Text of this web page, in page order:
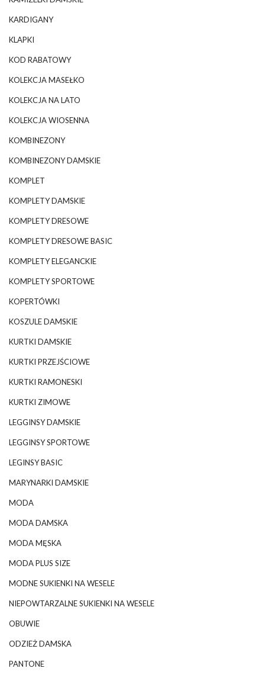
KARDIGANY
KLAPKI
KOD RABATOWY
KOLEKCJA MASEŁKO
KOLEKCJA NA LATO
KOLEKCJA WIOSENNA
KOMBINEZONY
KOMBINEZONY DAMSKIE
KOMPLET
KOMPLETY DAMSKIE
KOMPLETY DRESOWE
KOMPLETY DRESOWE BASIC
KOMPLETY ELEGANCKIE
KOMPLETY SPORTOWE
KOPERTÓWKI
KOSZULE DAMSKIE
KURTKI DAMSKIE
KURTKI PRZEJŚCIOWE
KURTKI RAMONESKI
KURTKI ZIMOWE
LEGGINSY DAMSKIE
LEGGINSY SPORTOWE
LEGINSY BASIC
MARYNARKI DAMSKIE
MODA
MODA DAMSKA
MODA MĘSKA
MODA PLUS SIZE
MODNE SUKIENKI NA WESELE
NIEPOWTARZALNE SUKIENKI NA WESELE
OBUWIE
ODZIEŻ DAMSKA
PANTONE